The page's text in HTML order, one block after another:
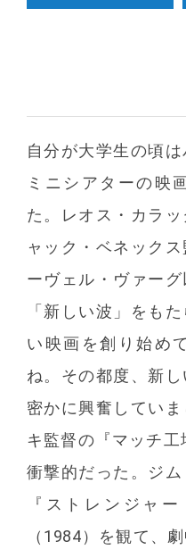
自分が大学生の頃
ミニシアターの映
た。レオス・カラ
ャック・ベネック
ーヴェル・ヴァー
「新しい波」をも
い映画を創り始め
ね。その都度、新
密かに興奮してい
キ監督の『マッチ
衝撃的だった。ジ
『ストレンジャ
（1984）を観て、